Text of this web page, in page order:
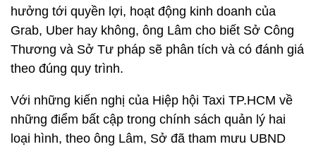
hưởng tới quyền lợi, hoạt động kinh doanh của
Grab, Uber hay không, ông Lâm cho biết Sở Công
Thương và Sở Tư pháp sẽ phân tích và có đánh giá
theo đúng quy trình.
Với những kiến nghị của Hiệp hội Taxi TP.HCM về
những điểm bất cập trong chính sách quản lý hai
loại hình, theo ông Lâm, Sở đã tham mưu UBND